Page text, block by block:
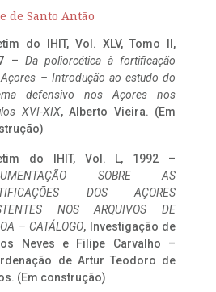
de Santo Antão
do IHIT, Vol. XLV, Tomo II,
– Da poliorcética à fortificação
– Introdução ao estudo do
defensivo nos Açores nos
XVI-XIX, Alberto Vieira. (Em
do IHIT, Vol. L, 1992 –
SOBRE AS
DOS AÇORES
NOS ARQUIVOS DE
– CATÁLOGO, Investigação de
Neves e Filipe Carvalho –
de Artur Teodoro de
(Em construção)